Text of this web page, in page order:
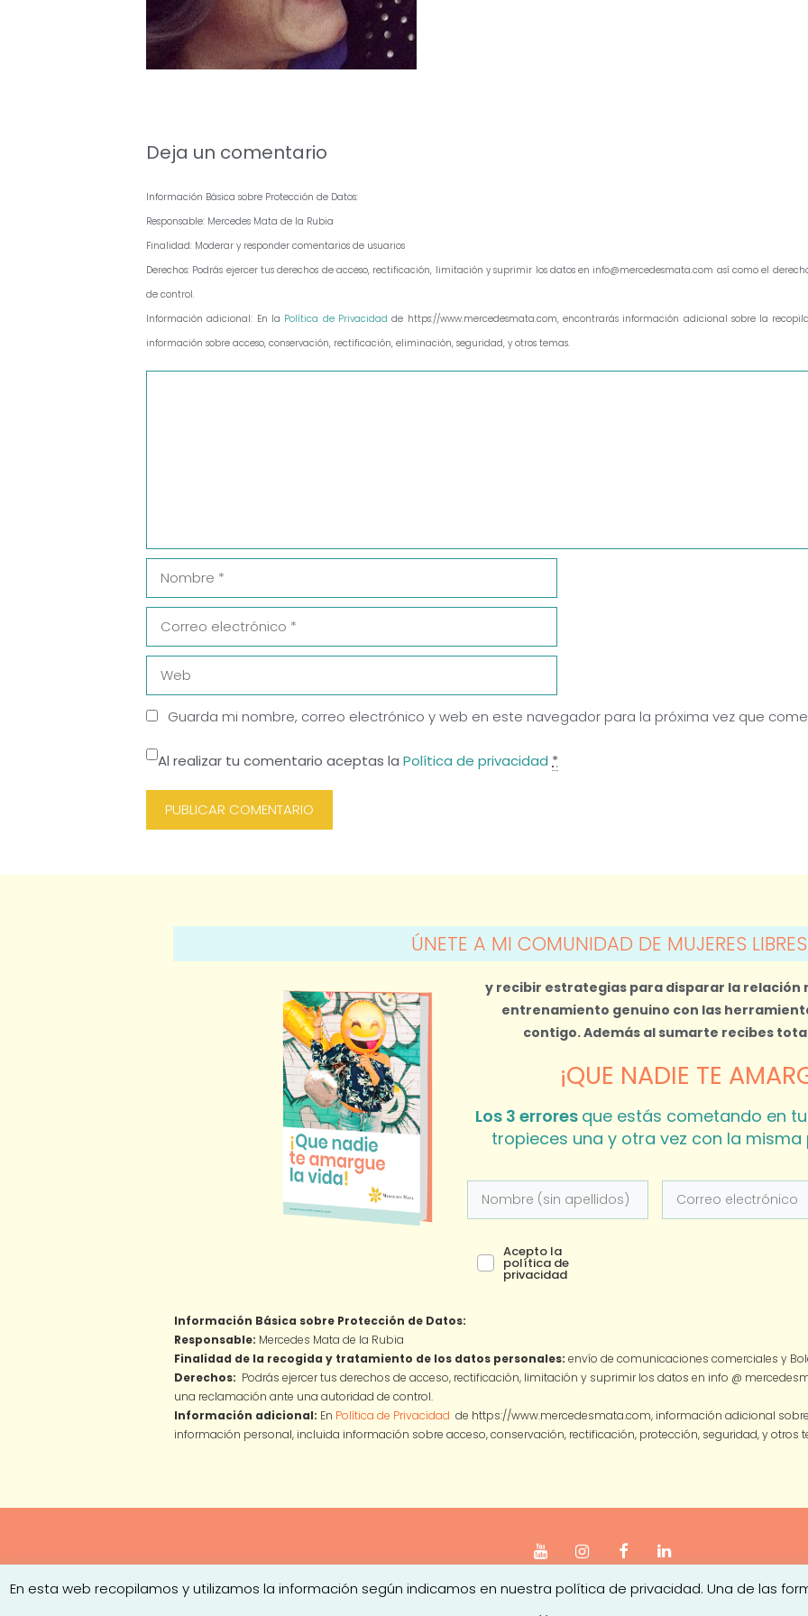
Deja un comentario
Información Básica sobre Protección de Datos:
Responsable: Mercedes Mata de la Rubia
Finalidad: Moderar y responder comentarios de usuarios
Derechos: Podrás ejercer tus derechos de acceso, rectificación, limitación y suprimir los datos en info@mercedesmata.com así como el
de control.
Información adicional: En la Política de Privacidadde https://www.mercedesmata.com, encontrarás información adicional sobre la
información sobre acceso, conservación, rectificación, eliminación, seguridad, y otros temas.
Nombre
Correo
electrónico
Web
Guarda mi nombre, correo electrónico y web en este navegador para la próxima vez que
Al realizar tu comentario aceptas la Política de privacidad *
ÚNETE A MI COMUNIDAD DE MUJERES LIBRES
y recibir estrategias para disparar la relación
entrenamiento genuino con las
contigo.Además al sumarte recibes
¡QUE NADIE TE
Los 3 errores que estás cometando en
tropieces una y otra vez con la misma
Acepto la
política de
privacidad
Información Básica sobre Protección de Datos:
Responsable: Mercedes Mata de la Rubia
Finalidad de la recogida y tratamiento de los datos personales: envío de comunicaciones comerciales y
Derechos: Podrás ejercer tus derechos de acceso, rectificación, limitación y suprimir los datos en info @
una reclamación ante una autoridad de control.
Información adicional: En Política de Privacidad de https://www.mercedesmata.com, información adicional
información personal, incluida información sobre acceso, conservación, rectificación, protección, seguridad, y otros
Copyright © 2026 Mercedes Mata·Aviso legal|Política de Privacidad |Política de Cookies|
En esta web recopilamos y utilizamos la información según indicamos en nuestra política de privacidad. Una de las